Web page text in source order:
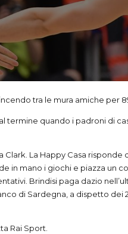
tra le mura amiche per
termine quando i padroni di
La Happy Casa risponde
in mano i giochi e piazza un
Brindisi paga dazio
di Sardegna, a dispetto dei
Rai Sport.